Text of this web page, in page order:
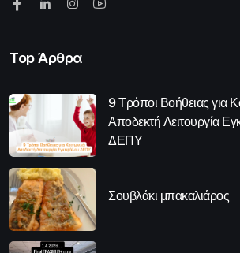
Top Άρθρα
9 Τρόποι Βοήθειας για
Αποδεκτή Λειτουργία
ΔΕΠΥ
Σουβλάκι μπακαλιάρος